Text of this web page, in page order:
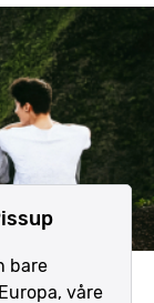
bare
våre